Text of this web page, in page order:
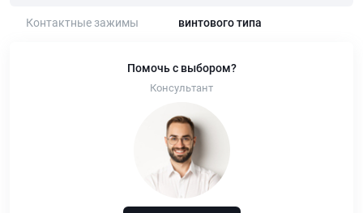
Контактные зажимы винтового типа
Помочь с выбором?
Консультант